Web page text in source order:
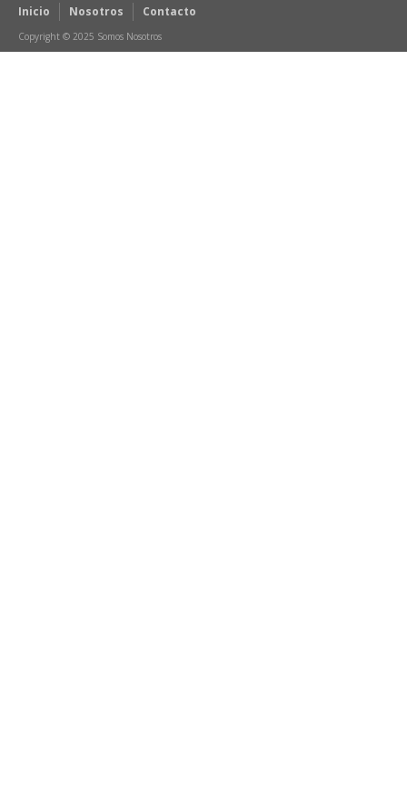
Inicio Nosotros Contacto
Copyright © 2025 Somos Nosotros